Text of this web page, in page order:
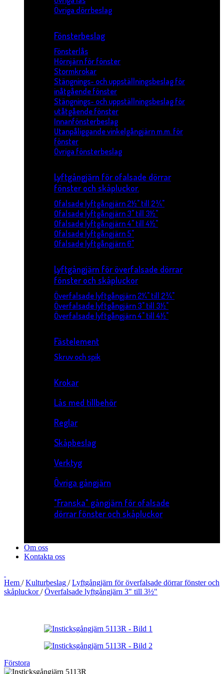
Övriga dörrbeslag
Fönsterbeslag
Fönsterlås
Hörnjärn för fönster
Stormkrokar
Stängnings- och uppställningsbeslag för
inåtgående fönster
Stängnings- och uppställningsbeslag för
utåtgående fönster
Innanfönsterbeslag
Utanpåliggande vinkelgångjärn m.m. för
fönster
Övriga fönsterbeslag
Lyftgångjärn för ofalsade dörrar
fönster och skåpluckor.
Ofalsade lyftgångjärn 2½" till 2¾"
Ofalsade lyftgångjärn 3" till 3½"
Ofalsade lyftgångjärn 4" till 4½"
Ofalsade lyftgångjärn 5"
Ofalsade lyftgångjärn 6"
Lyftgångjärn för överfalsade dörrar
fönster och skåpluckor
Överfalsade lyftgångjärn 2¼" till 2¾"
Överfalsade lyftgångjärn 3" till 3½"
Överfalsade lyftgångjärn 4" till 4½"
Fästelement
Skruv och spik
Krokar
Lås med tillbehör
Reglar
Skåpbeslag
Verktyg
Övriga gångjärn
"Franska" gångjärn för ofalsade
dörrar fönster och skåpluckor
Om oss
Kontakta oss
Hem / Kulturbeslag / Lyftgångjärn för överfalsade dörrar fönster och
skåpluckor/ Överfalsade lyftgångjärn 3" till 3½"
Förstora